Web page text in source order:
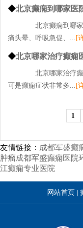
◆北京癫痫到哪家医
北京癫痫到哪家
痛头晕、呼吸急促、... [
◆北京哪家治疗癫痫
北京哪家治疗癫
可是癫痫症状非常多... [
1
友情链接： 成都军盛癫
肿瘤成都军盛癫痫医院
江癫痫专业医院
网站首页 |